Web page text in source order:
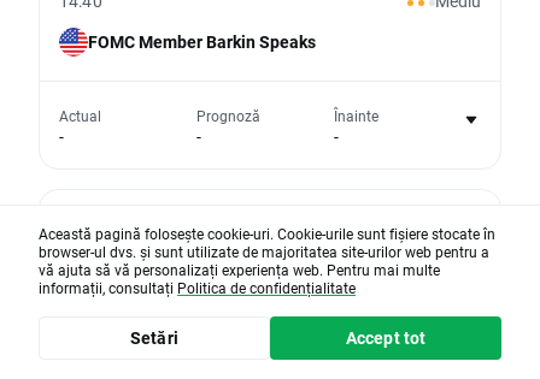
Nu există niciun grafic pentru acest
FOMC Member Barkin Speaks
Actual
-
Prognoză
-
Înainte
-
Nu există niciun grafic pentru acest
16:30
Scăzut
Indicele Principalilor Indicatori
Înainte
0.2%
Această pagină folosește cookie-uri. Cookie-urile sunt fișiere stocate în
browser-ul dvs. și sunt utilizate de majoritatea site-urilor web pentru a
vă ajuta să vă personalizați experiența web. Pentru mai multe
informații, consultați Politica de confidențialitate
Setări Accept tot